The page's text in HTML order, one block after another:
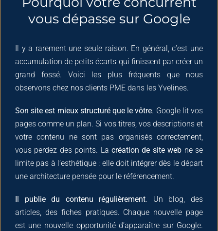
vous dépasse sur Google
Il y a rarement une seule raison. En général, c’est une
accumulation de petits écarts qui finissent par créer un
grand fossé. Voici les plus fréquents que nous
observons chez nos clients PME dans les Yvelines.
Son site est mieux structuré que le vôtre. Google lit vos
pages comme un plan. Si vos titres, vos descriptions et
votre contenu ne sont pas organisés correctement,
vous perdez des points. La création de site web ne se
limite pas à l’esthétique : elle doit intégrer dès le départ
une architecture pensée pour le référencement.
Il publie du contenu régulièrement. Un blog, des
articles, des fiches pratiques. Chaque nouvelle page
est une nouvelle opportunité d’apparaître sur Google.